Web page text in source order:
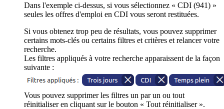
Dans l'exemple ci-dessus, si vous sélectionnez « CDI (941) »
seules les offres d'emploi en CDI vous seront restituées.
Si vous obtenez trop peu de résultats, vous pouvez supprimer
certains mots-clés ou certains filtres et critères et relancer votre
recherche.
Les filtres appliqués à votre recherche apparaissent de la façon
suivante :
Vous pouvez supprimer les filtres un par un ou tout
réinitialiser en cliquant sur le bouton « Tout réinitialiser ».